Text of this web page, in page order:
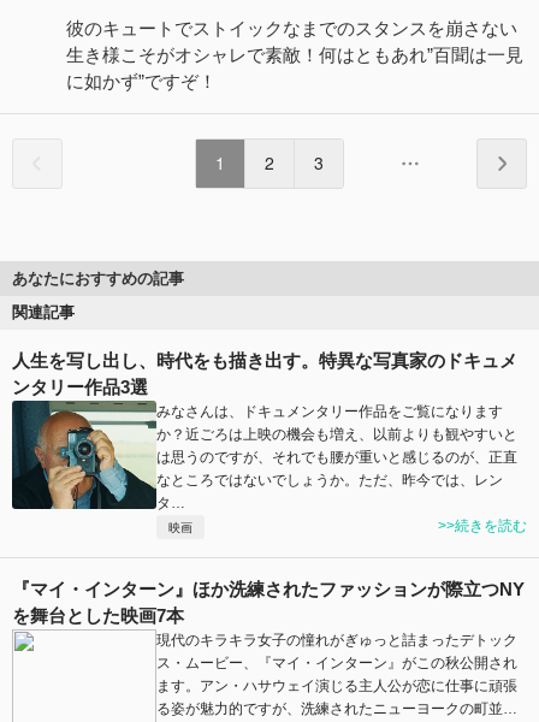
彼のキュートでストイックなまでのスタンスを崩さない
生き様こそがオシャレで素敵！何はともあれ”百聞は一見
に如かず”ですぞ！
1 2 3
あなたにおすすめの記事
関連記事
人生を写し出し、時代をも描き出す。特異な写真家のドキュメ
ンタリー作品3選
みなさんは、ドキュメンタリー作品をご覧になります
か？近ごろは上映の機会も増え、以前よりも観やすいと
は思うのですが、それでも腰が重いと感じるのが、正直
なところではないでしょうか。ただ、昨今では、レン
タ…
映画 >>続きを読む
『マイ・インターン』ほか洗練されたファッションが際立つNY
を舞台とした映画7本
現代のキラキラ女子の憧れがぎゅっと詰まったデトック
ス・ムービー、『マイ・インターン』がこの秋公開され
ます。アン・ハサウェイ演じる主人公が恋に仕事に頑張
る姿が魅力的ですが、洗練されたニューヨークの町並…